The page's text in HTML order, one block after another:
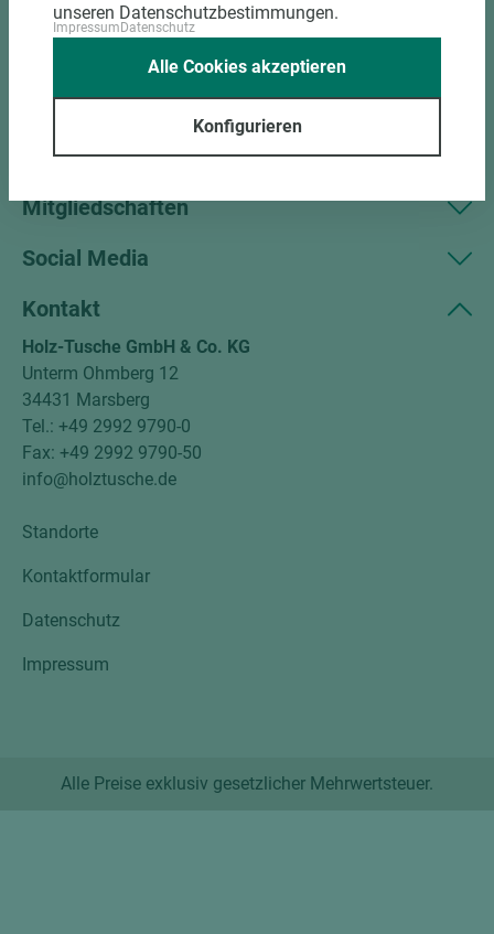
Kundenservice
Unternehmen
Mitgliedschaften
Social Media
Kontakt
Holz-Tusche GmbH & Co. KG
Unterm Ohmberg 12
34431 Marsberg
Tel.: +49 2992 9790-0
Fax: +49 2992 9790-50
info@holztusche.de
Standorte
Kontaktformular
Datenschutz
Impressum
Alle Preise exklusiv gesetzlicher Mehrwertsteuer.
unseren Datenschutzbestimmungen.
ImpressumDatenschutz
Konfigurieren
Alle Cookies akzeptieren